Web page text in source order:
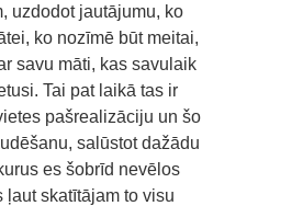
uzdodot jautājumu, ko
ko nozīmē būt meitai,
savu māti, kas savulaik
Tai pat laikā tas ir
pašrealizāciju un šo
salūstot dažādu
es šobrīd nevēlos
ļaut skatītājam to visu